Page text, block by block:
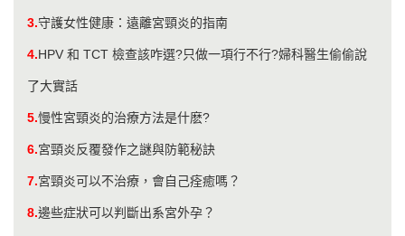
3.守護女性健康：遠離宮頸炎的指南
4.HPV 和 TCT 檢查該咋選?只做一項行不行?婦科醫生偷偷說
了大實話
5.慢性宮頸炎的治療方法是什麽?
6.宮頸炎反覆發作之謎與防範秘訣
7.宮頸炎可以不治療，會自己痊癒嗎？
8.邊些症狀可以判斷出系宮外孕？